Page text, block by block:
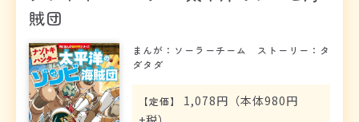
賊団
まんが：ソーラーチーム ストーリー：タ
ダタダ
【定価】
1,078円（本体980円